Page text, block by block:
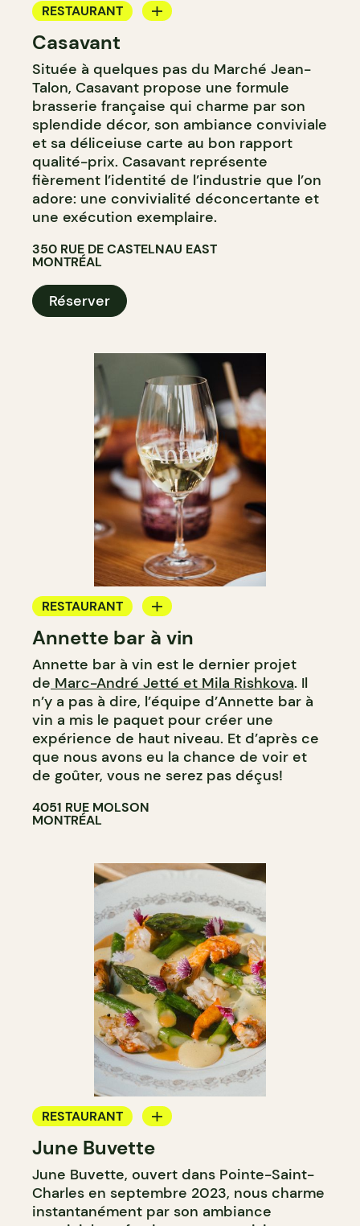
RESTAURANT
BAR À VIN
Casavant
Située à quelques pas du Marché Jean-
Talon, Casavant propose une formule
brasserie française qui charme par son
splendide décor, son ambiance conviviale
et sa déliceiuse carte au bon rapport
qualité-prix. Casavant représente
fièrement l’identité de l’industrie que l’on
adore: une convivialité déconcertante et
une exécution exemplaire.
350 RUE DE CASTELNAU EAST
MONTRÉAL
Réserver
RESTAURANT
BAR
BAR À VIN
BAR À COCKTAIL
Annette bar à vin
Annette bar à vin est le dernier projet
de Marc-André Jetté et Mila Rishkova. Il
n’y a pas à dire, l’équipe d’Annette bar à
vin a mis le paquet pour créer une
expérience de haut niveau. Et d’après ce
que nous avons eu la chance de voir et
de goûter, vous ne serez pas déçus!
4051 RUE MOLSON
MONTRÉAL
RESTAURANT
BAR À VIN
June Buvette
June Buvette, ouvert dans Pointe-Saint-
Charles en septembre 2023, nous charme
instantanément par son ambiance